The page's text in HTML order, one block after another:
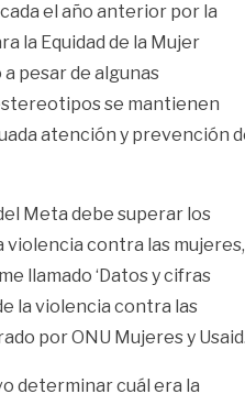
el año anterior por la
la Equidad de la Mujer
pesar de algunas
se mantienen
atención y prevención
Meta debe superar los
contra las mujeres,
llamado ‘Datos y cifras
la violencia contra las
por ONU Mujeres y
determinar cuál era la